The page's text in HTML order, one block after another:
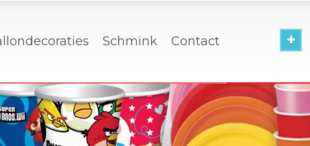
Schmink Contact